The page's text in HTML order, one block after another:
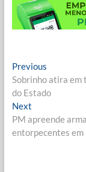
Navegação
de
Post
PreviousPrevious
post:
Sobrinho atira em
do Estado
NextNext
post:
PM apreende
entorpecentes em